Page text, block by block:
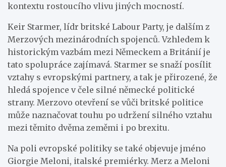
kontextu rostoucího vlivu jiných mocností.
Keir Starmer, lídr britské Labour Party, je dalším z
Merzových mezinárodních spojenců. Vzhledem k
historickým vazbám mezi Německem a Británií je
tato spolupráce zajímavá. Starmer se snaží posílit
vztahy s evropskými partnery, a tak je přirozené, že
hledá spojence v čele silné německé politické
strany. Merzovo otevření se vůči britské politice
může naznačovat touhu po udržení silného vztahu
mezi těmito dvěma zeměmi i po brexitu.
Na poli evropské politiky se také objevuje jméno
Giorgie Meloni, italské premiérky. Merz a Meloni